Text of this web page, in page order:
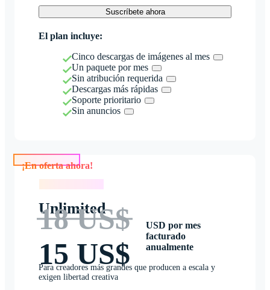
Suscríbete ahora
El plan incluye:
Cinco descargas de imágenes al mes
Un paquete por mes
Sin atribución requerida
Descargas más rápidas
Soporte prioritario
Sin anuncios
Unlimited
18 US$
15 US$
USD por mes
facturado
anualmente
Para creadores más grandes que producen a escala y
exigen libertad creativa